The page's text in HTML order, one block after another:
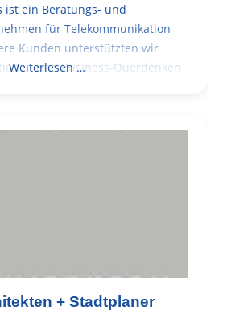
ist ein Beratungs- und
für Telekommunikation
Kunden unterstützten wir
und Business-Querdenken
Weiterlesen …
+ Stadtplaner